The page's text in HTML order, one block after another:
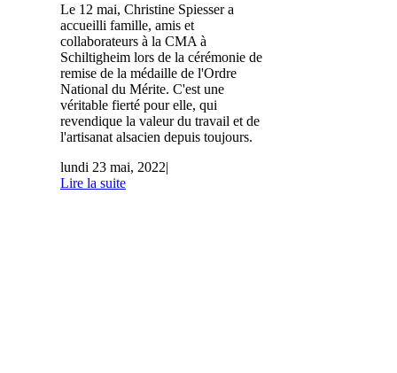
Le 12 mai, Christine Spiesser a
accueilli famille, amis et
collaborateurs à la CMA à
Schiltigheim lors de la cérémonie de
remise de la médaille de l'Ordre
National du Mérite. C'est une
véritable fierté pour elle, qui
revendique la valeur du travail et de
l'artisanat alsacien depuis toujours.
lundi 23 mai, 2022|
Lire la suite